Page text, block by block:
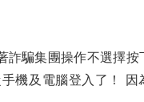
詐騙集團操作不選擇按
機及電腦登入了！ 因